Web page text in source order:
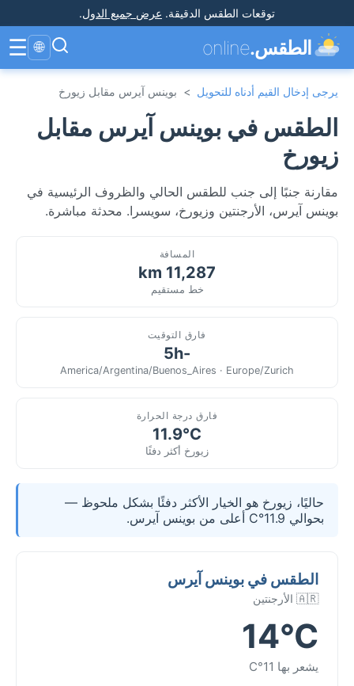
توقعات الطقس الدقيقة. عرض جميع الدول.
الطقس.online
🌐
☰
يرجى إدخال القيم أدناه للتحويل > بوينس آيرس مقابل زيورخ
الطقس في بوينس آيرس مقابل
زيورخ
مقارنة جنبًا إلى جنب للطقس الحالي والظروف الرئيسية في
بوينس آيرس، الأرجنتين وزيورخ، سويسرا. محدثة مباشرة.
المسافة
11,287 km
خط مستقيم
فارق التوقيت
-5h
America/Argentina/Buenos_Aires · Europe/Zurich
فارق درجة الحرارة
11.9°C
زيورخ أكثر دفئًا
حاليًا، زيورخ هو الخيار الأكثر دفئًا بشكل ملحوظ —
بحوالي 11.9°C أعلى من بوينس آيرس.
الطقس في بوينس آيرس
🇦🇷 الأرجنتين
14°C
يشعر بها 11°C